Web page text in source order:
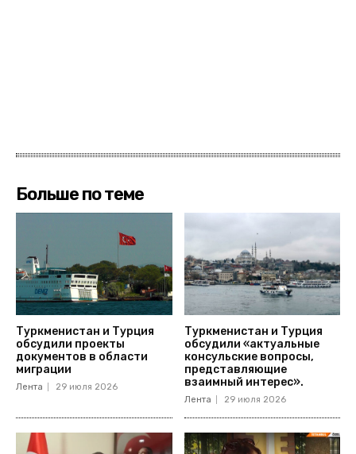
Больше по теме
Туркменистан и Турция
обсудили проекты
документов в области
миграции
Лента 29 июля 2026
Туркменистан и Турция
обсудили «актуальные
консульские вопросы,
представляющие
взаимный интерес».
Лента 29 июля 2026